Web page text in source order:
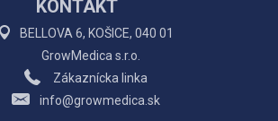
KONTAKT
BELLOVA 6, KOŠICE, 040 01
GrowMedica s.r.o.
Zákaznícka linka
info@growmedica.sk